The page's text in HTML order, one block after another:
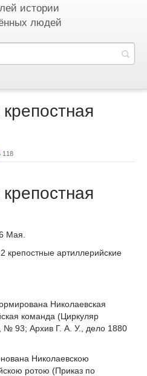
истории
людей
118
Мая.
крепостные артиллерийские
Николаевская
команда (Циркуляр
№ 93; Архив Г. А. У., дело 1880
Николаевскою
ротою (Приказ по